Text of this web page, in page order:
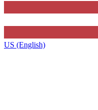
US (English)